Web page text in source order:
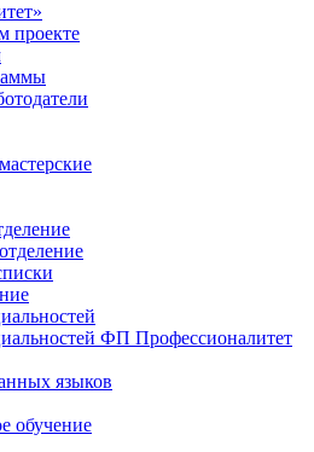
проекте
ФП Профессионалитет
языков
обучение